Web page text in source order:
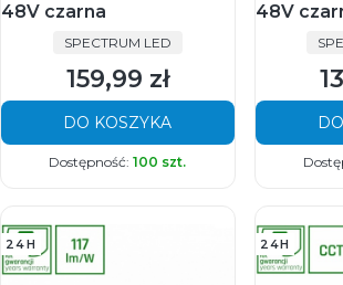
48V czarna
PRODUCENT
SPECTRUM LED
Cena
159,99 zł
DO KOSZYKA
Dostępność:100 szt.
48V
24H 24H